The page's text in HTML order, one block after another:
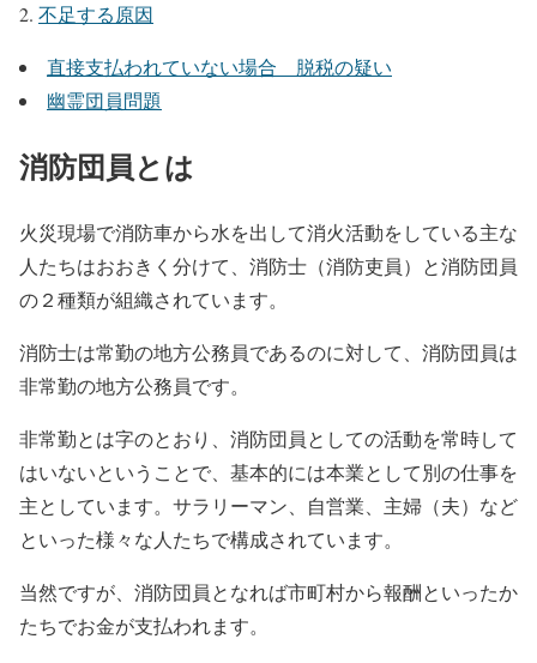
不足する原因
直接支払われていない場合 脱税の疑い
幽霊団員問題
消防団員とは
火災現場で消防車から水を出して消火活動をしている主な
人たちはおおきく分けて、消防士（消防吏員）と消防団員
の２種類が組織されています。
消防士は常勤の地方公務員であるのに対して、消防団員は
非常勤の地方公務員です。
非常勤とは字のとおり、消防団員としての活動を常時して
はいないということで、基本的には本業として別の仕事を
主としています。サラリーマン、自営業、主婦（夫）など
といった様々な人たちで構成されています。
当然ですが、消防団員となれば市町村から報酬といったか
たちでお金が支払われます。